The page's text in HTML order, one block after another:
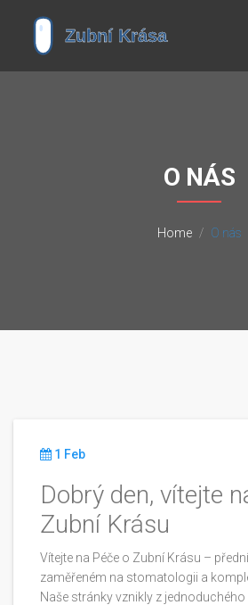
O NÁS
Home O nás
1 Feb
Dobrý den, vítejte
Zubní Krásu
Vítejte na Péče o Zubní Krásu –
zaměřeném na stomatologii a
Naše stránky vznikly z